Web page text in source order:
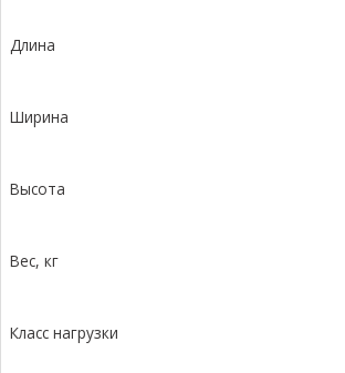
КUу
-4
Длина
Ширина
Высота
Вес, кг
Класс нагрузки